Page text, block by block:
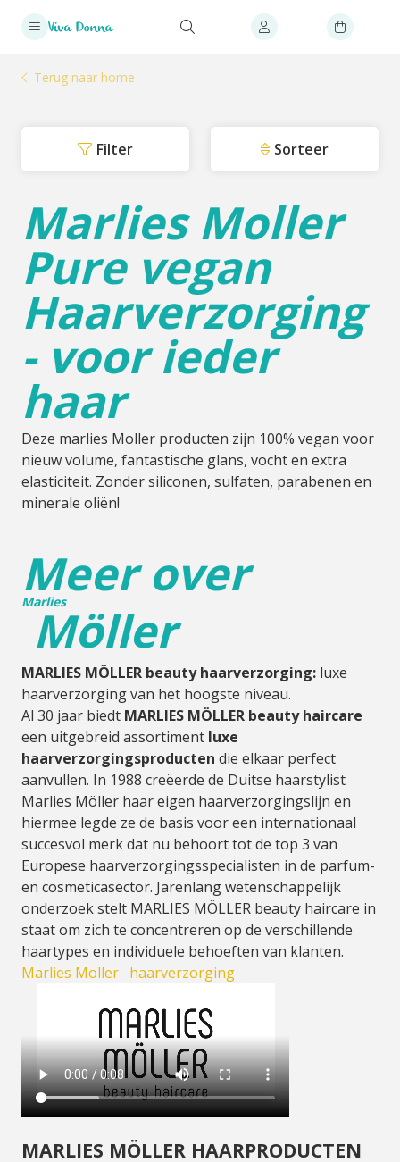
Terug naar home
Filter Sorteer
Marlies Moller
Pure vegan
Haarverzorging
- voor ieder
haar
Deze marlies Moller producten zijn 100% vegan voor
nieuw volume, fantastische glans, vocht en extra
elasticiteit. Zonder siliconen, sulfaten, parabenen en
minerale oliën!
Meer over
Marlies
Möller
MARLIES MÖLLER beauty haarverzorging: luxe
haarverzorging van het hoogste niveau.
Al 30 jaar biedt MARLIES MÖLLER beauty haircare
een uitgebreid assortiment luxe
haarverzorgingsproducten die elkaar perfect
aanvullen. In 1988 creëerde de Duitse haarstylist
Marlies Möller haar eigen haarverzorgingslijn en
hiermee legde ze de basis voor een internationaal
succesvol merk dat nu behoort tot de top 3 van
Europese haarverzorgingsspecialisten in de parfum-
en cosmeticasector. Jarenlang wetenschappelijk
onderzoek stelt MARLIES MÖLLER beauty haircare in
staat om zich te concentreren op de verschillende
haartypes en individuele behoeften van klanten.
Marlies Moller haarverzorging
MARLIES MÖLLER HAARPRODUCTEN